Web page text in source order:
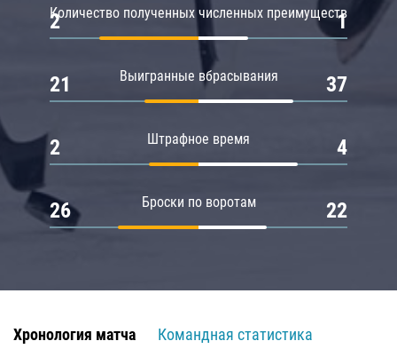
Количество полученных численных преимуществ
2 1
Выигранные вбрасывания
21 37
Штрафное время
2 4
Броски по воротам
26 22
Хронология матча
Командная статистика